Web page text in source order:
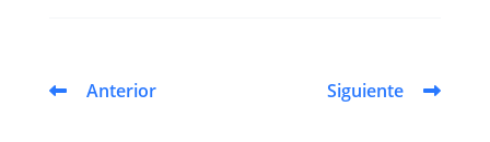
Anterior Siguiente